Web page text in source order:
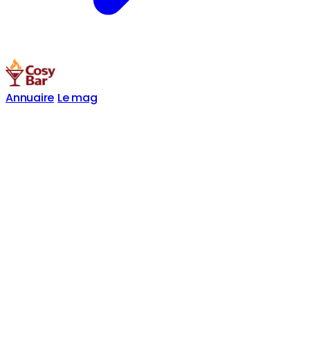
Annuaire Le mag